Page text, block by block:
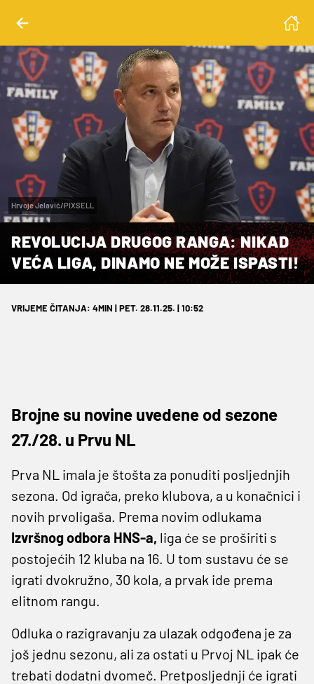
Hrvoje Jelavić/PIXSELL
REVOLUCIJA DRUGOG RANGA: NIKAD
VEĆA LIGA, DINAMO NE MOŽE ISPASTI!
VRIJEME ČITANJA: 4MIN | PET. 28.11.25. | 10:52
Brojne su novine uvedene od sezone
27./28. u Prvu NL
Prva NL imala je štošta za ponuditi posljednjih
sezona. Od igrača, preko klubova, a u konačnici i
novih prvoligaša. Prema novim odlukama
Izvršnog odbora HNS-a, liga će se proširiti s
postojećih 12 kluba na 16. U tom sustavu će se
igrati dvokružno, 30 kola, a prvak ide prema
elitnom rangu.
Odluka o razigravanju za ulazak odgođena je za
još jednu sezonu, ali za ostati u Prvoj NL ipak će
trebati dodatni dvomeč. Pretposljednji će igrati